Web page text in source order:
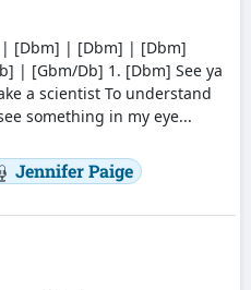
| [Dbm] | [Dbm] | [Dbm]
| [Gbm/Db] 1. [Dbm] See ya
a scientist To understand
something in my eye...
Jennifer Paige